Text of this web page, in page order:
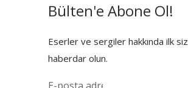
Bülten'e Abone Ol!
Eserler ve sergiler hakkında ilk siz
haberdar olun.